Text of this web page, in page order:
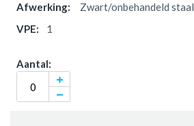
Zwart/onbehandeld staal
1